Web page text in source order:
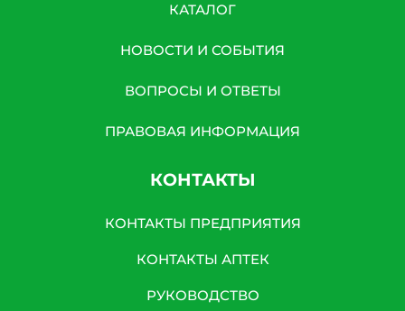
КАТАЛОГ
НОВОСТИ И СОБЫТИЯ
ВОПРОСЫ И ОТВЕТЫ
ПРАВОВАЯ ИНФОРМАЦИЯ
КОНТАКТЫ
КОНТАКТЫ ПРЕДПРИЯТИЯ
КОНТАКТЫ АПТЕК
РУКОВОДСТВО